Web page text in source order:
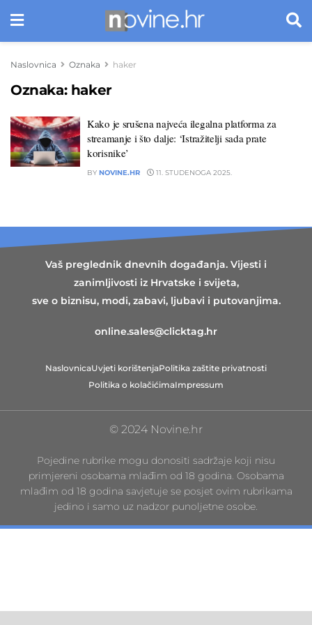
Naslovnica Oznaka haker
Oznaka: haker
Kako je srušena najveća ilegalna platforma za
streamanje i što dalje: ‘Istražitelji sada prate
korisnike’
BY NOVINE.HR 11. STUDENOGA 2025.
Vaš preglednik dnevnih događanja. Vijesti i
zanimljivosti iz Hrvatske i svijeta,
sve o biznisu, modi, zabavi, ljubavi i putovanjima.
online.sales@clicktag.hr
NaslovnicaUvjeti korištenjaPolitika zaštite privatnosti
Politika o kolačićimaImpressum
© 2024 Novine.hr
Pojedine rubrike mogu donositi sadržaje koji nisu
primjereni osobama mlađim od 18 godina. Osobama
mlađim od 18 godina savjetuje se posjet ovim rubrikama
jedino i samo uz nadzor punoljetne osobe.